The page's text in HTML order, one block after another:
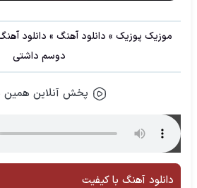
موزیک پوزیک » دانلود آهنگ » دانلود
دوسم داشتی
پخش آنلاین همین
دانلود آهنگ با کیفیت